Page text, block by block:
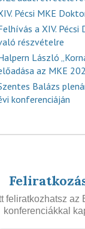
Pécsi MKE
a XIV.
részvételre
László
az MKE
Balázs
konferenciáján
feliratkozhatsz az
konferenciákkal